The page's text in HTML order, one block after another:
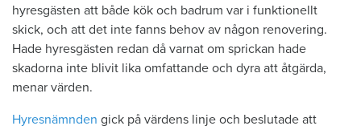
hyresgästen att både kök och badrum var i funktionellt
skick, och att det inte fanns behov av någon renovering.
Hade hyresgästen redan då varnat om sprickan hade
skadorna inte blivit lika omfattande och dyra att åtgärda,
menar värden.
Hyresnämnden gick på värdens linje och beslutade att